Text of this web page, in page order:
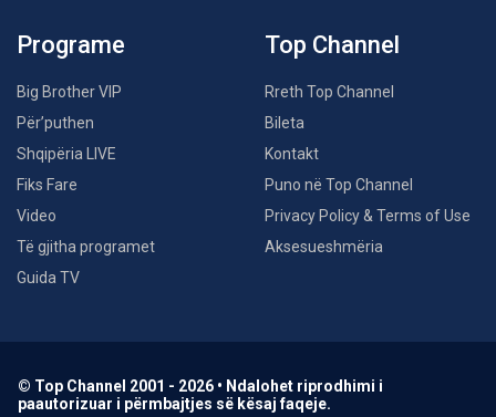
Programe
Big Brother VIP
Për’puthen
Shqipëria LIVE
Fiks Fare
Video
Të gjitha programet
Guida TV
Top Channel
Rreth Top Channel
Bileta
Kontakt
Puno në Top Channel
Privacy Policy & Terms of Use
Aksesueshmëria
© Top Channel 2001 - 2026 • Ndalohet riprodhimi i
paautorizuar i përmbajtjes së kësaj faqeje.